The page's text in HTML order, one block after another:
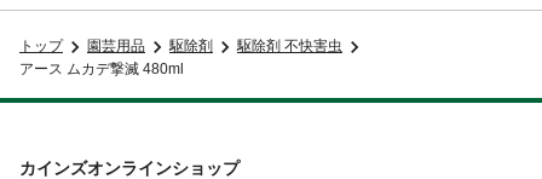
トップ 園芸用品 駆除剤
駆除剤 不快害虫
アース ムカデ撃滅 480ml
カインズオンラインショップ